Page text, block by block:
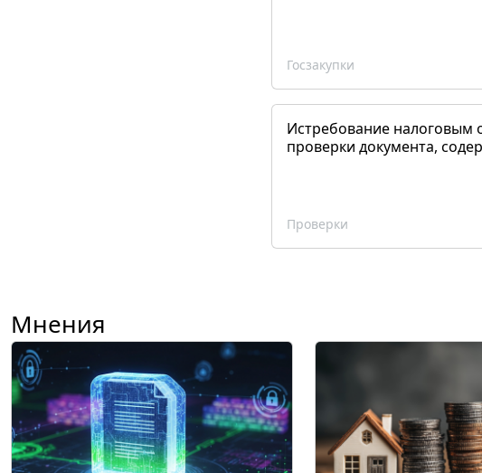
Госзакупки
Истребование налоговым
проверки документа,
Проверки
Мнения